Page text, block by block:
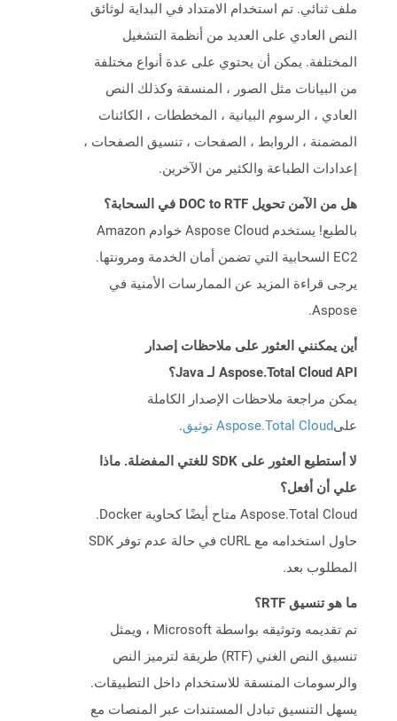
ملف ثنائي. تم استخدام الامتداد في البداية لوثائق
النص العادي على العديد من أنظمة التشغيل
المختلفة. يمكن أن يحتوي على عدة أنواع مختلفة
من البيانات مثل الصور ، المنسقة وكذلك النص
العادي ، الرسوم البيانية ، المخططات ، الكائنات
المضمنة ، الروابط ، الصفحات ، تنسيق الصفحات ،
إعدادات الطباعة والكثير من الآخرين.
هل من الآمن تحويل DOC to RTF في السحابة؟
بالطبع! يستخدم Aspose Cloud خوادم Amazon
EC2 السحابية التي تضمن أمان الخدمة ومرونتها.
يرجى قراءة المزيد عن الممارسات الأمنية في
Aspose.
أين يمكنني العثور على ملاحظات إصدار
Aspose.Total Cloud API لـ Java؟
يمكن مراجعة ملاحظات الإصدار الكاملة
علىAspose.Total Cloud توثيق .
لا أستطيع العثور على SDK للغتي المفضلة. ماذا
علي أن أفعل؟
Aspose.Total Cloud متاح أيضًا كحاوية Docker.
حاول استخدامه مع cURL في حالة عدم توفر SDK
المطلوب بعد.
ما هو تنسيق RTF؟
تم تقديمه وتوثيقه بواسطة Microsoft ، ويمثل
تنسيق النص الغني (RTF) طريقة لترميز النص
والرسومات المنسقة للاستخدام داخل التطبيقات.
يسهل التنسيق تبادل المستندات عبر المنصات مع